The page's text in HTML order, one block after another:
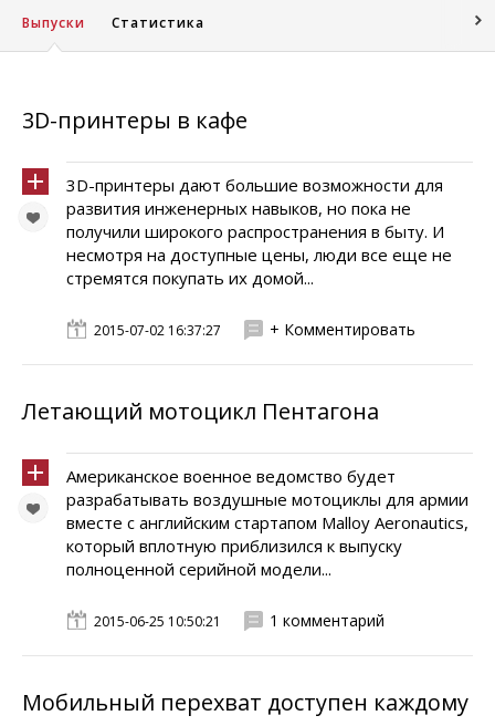
Выпуски Статистика
3D-принтеры в кафе
3D-принтеры дают большие возможности для
развития инженерных навыков, но пока не
получили широкого распространения в быту. И
несмотря на доступные цены, люди все еще не
стремятся покупать их домой...
2015-07-02 16:37:27 + Комментировать
Летающий мотоцикл Пентагона
Американское военное ведомство будет
разрабатывать воздушные мотоциклы для армии
вместе с английским стартапом Malloy Aeronautics,
который вплотную приблизился к выпуску
полноценной серийной модели...
2015-06-25 10:50:21 1 комментарий
Мобильный перехват доступен каждому